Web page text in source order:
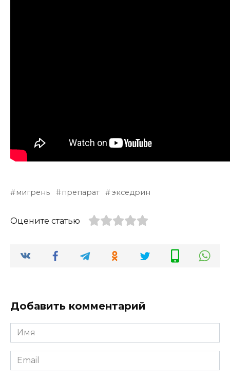
мигрень препарат экседрин
Оцените статью
Добавить комментарий
Имя
*
Email
*